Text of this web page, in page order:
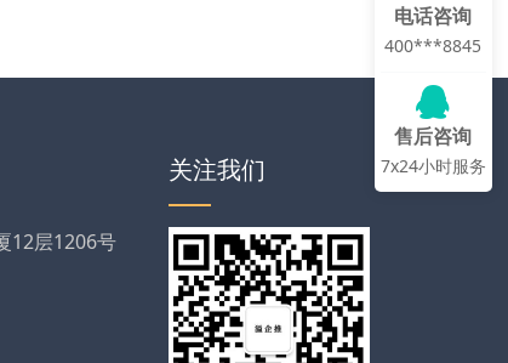
12层1206号
关注我们
电话咨询
400***8845
售后咨询
7x24小时服务